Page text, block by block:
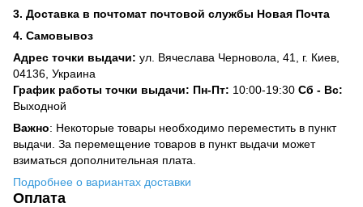
3. Доставка в почтомат почтовой службы Новая Почта
4. Самовывоз
Адрес точки выдачи: ул. Вячеслава Черновола, 41, г. Киев,
04136, Украина
График работы точки выдачи: Пн-Пт: 10:00-19:30 Сб - Вс:
Выходной
Важно: Некоторые товары необходимо переместить в пункт
выдачи. За перемещение товаров в пункт выдачи может
взиматься дополнительная плата.
Подробнее о вариантах доставки
Оплата